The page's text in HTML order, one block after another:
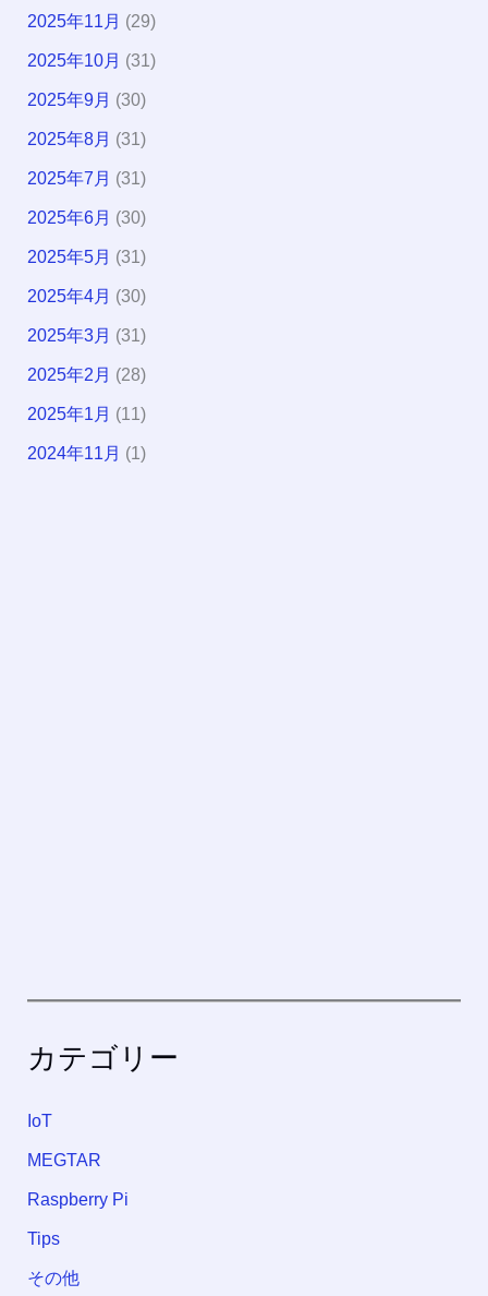
2025年11月 (29)
2025年10月 (31)
2025年9月 (30)
2025年8月 (31)
2025年7月 (31)
2025年6月 (30)
2025年5月 (31)
2025年4月 (30)
2025年3月 (31)
2025年2月 (28)
2025年1月 (11)
2024年11月 (1)
カテゴリー
IoT
MEGTAR
Raspberry Pi
Tips
その他